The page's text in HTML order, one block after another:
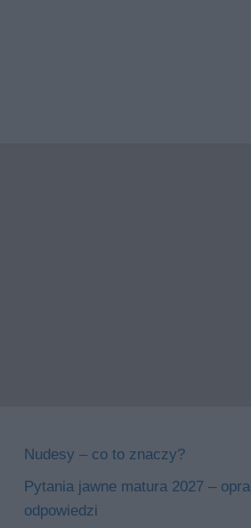
Nudesy – co to znaczy?
Pytania jawne matura 2027 –
odpowiedzi